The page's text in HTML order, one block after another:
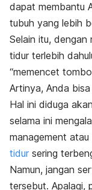
dapat membantu
tubuh yang lebih
Selain itu, dengan
tidur terlebih
“memencet
Artinya, Anda
Hal ini diduga
selama ini
management atau
tidur sering
Namun, jangan
tersebut. Apalagi,